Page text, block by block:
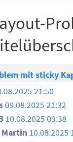
mit sticky
21:50
09.08.2025 21:32
10.08.2025 09:38
Martin 10.08.2025